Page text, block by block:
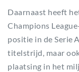
Daarnaast heeft
Champions
positie in de Serie
titelstrijd, maar
plaatsing in het